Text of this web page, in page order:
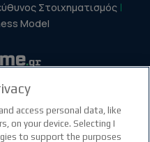
Στοιχηματισμός
Model
link
social link
tiktok social link
twitter social link
access personal data, like
on your device. Selecting I
to support the purposes